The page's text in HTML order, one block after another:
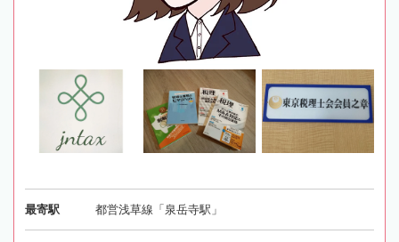
最寄駅 都営浅草線「泉岳寺駅」